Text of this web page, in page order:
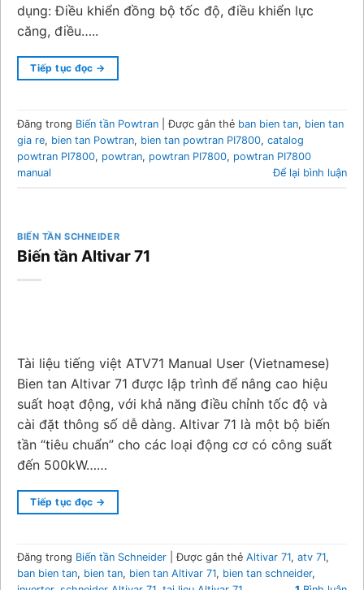
dụng: Điều khiển đồng bộ tốc độ, điều khiển lực
căng, điều…..
Tiếp tục đọc →
Đăng trong Biến tần Powtran |Được gắn thẻ ban bien tan, bien tan
gia re, bien tan Powtran, bien tan powtran PI7800, catalog
powtran PI7800, powtran, powtran PI7800, powtran PI7800
manual
Để lại bình luận
BIẾN TẦN SCHNEIDER
Biến tần Altivar 71
Tài liệu tiếng việt ATV71 Manual User (Vietnamese)
Bien tan Altivar 71 được lập trình để nâng cao hiệu
suất hoạt động, với khả năng điều chỉnh tốc độ và
cài đặt thông số dễ dàng. Altivar 71 là một bộ biến
tần “tiêu chuẩn” cho các loại động cơ có công suất
đến 500kW……
Tiếp tục đọc →
Đăng trong Biến tần Schneider |Được gắn thẻ Altivar 71, atv 71,
ban bien tan, bien tan, bien tan Altivar 71, bien tan schneider,